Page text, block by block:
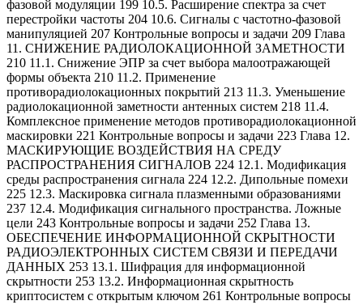
фазовой модуляции 199 10.5. Расширение спектра за счет
перестройки частоты 204 10.6. Сигналы с частотно-фазовой
манипуляцией 207 Контрольные вопросы и задачи 209 Глава
11. СНИЖЕНИЕ РАДИОЛОКАЦИОННОЙ ЗАМЕТНОСТИ
210 11.1. Снижение ЭПР за счет выбора малоотражающей
формы объекта 210 11.2. Применение
противорадиолокационных покрытий 213 11.3. Уменьшение
радиолокационной заметности антенных систем 218 11.4.
Комплексное применение методов противорадиолокационной
маскировки 221 Контрольные вопросы и задачи 223 Глава 12.
МАСКИРУЮЩИЕ ВОЗДЕЙСТВИЯ НА СРЕДУ
РАСПРОСТРАНЕНИЯ СИГНАЛОВ 224 12.1. Модификация
среды распространения сигнала 224 12.2. Дипольные помехи
225 12.3. Маскировка сигнала плазменными образованиями
237 12.4. Модификация сигнального пространства. Ложные
цели 243 Контрольные вопросы и задачи 252 Глава 13.
ОБЕСПЕЧЕНИЕ ИНФОРМАЦИОННОЙ СКРЫТНОСТИ
РАДИОЭЛЕКТРОННЫХ СИСТЕМ СВЯЗИ И ПЕРЕДАЧИ
ДАННЫХ 253 13.1. Шифрация для информационной
скрытности 253 13.2. Информационная скрытность
криптосистем с открытым ключом 261 Контрольные вопросы